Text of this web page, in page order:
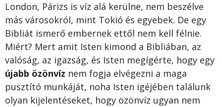
London, Párizs is víz alá kerülne, nem beszélve
más városokról, mint Tokió és egyebek. De egy
Bibliát ismerő embernek ettől nem kell félnie.
Miért? Mert amit Isten kimond a Bibliában, az
valóság, az igazság, és Isten megígérte, hogy egy
újabb özönvíz nem fogja elvégezni a maga
pusztító munkáját, noha Isten igéjében találunk
olyan kijelentéseket, hogy özönvíz ugyan nem